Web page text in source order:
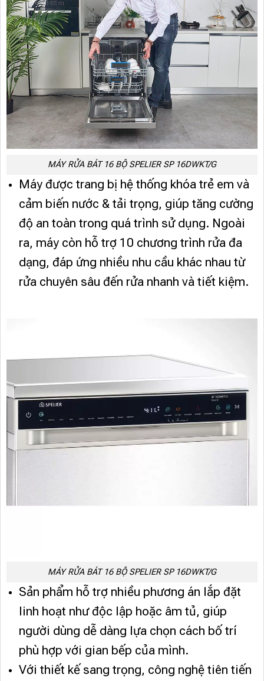
MÁY RỬA BÁT 16 BỘ SPELIER SP 16DWKT/G
Máy được trang bị hệ thống khóa trẻ em và
cảm biến nước & tải trọng, giúp tăng cường
độ an toàn trong quá trình sử dụng. Ngoài
ra, máy còn hỗ trợ 10 chương trình rửa đa
dạng, đáp ứng nhiều nhu cầu khác nhau từ
rửa chuyên sâu đến rửa nhanh và tiết kiệm.
MÁY RỬA BÁT 16 BỘ SPELIER SP 16DWKT/G
Sản phẩm hỗ trợ nhiều phương án lắp đặt
linh hoạt như độc lập hoặc âm tủ, giúp
người dùng dễ dàng lựa chọn cách bố trí
phù hợp với gian bếp của mình.
Với thiết kế sang trọng, công nghệ tiên tiến